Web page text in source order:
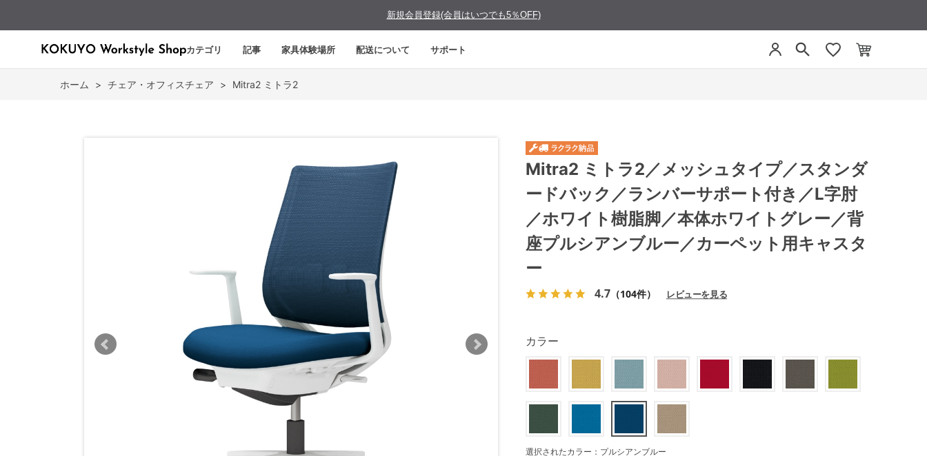
新規会員登録(会員はいつでも5％OFF)
カテゴリ 記事 家具体験場所 配送について サポート
ホーム > チェア・オフィスチェア > Mitra2 ミトラ2
Mitra2 ミトラ2／メッシュタイプ／スタンダ
ードバック／ランバーサポート付き／L字肘
／ホワイト樹脂脚／本体ホワイトグレー／背
座プルシアンブルー／カーペット用キャスタ
ー
4.7 （104件） レビューを見る
カラー
選択されたカラー：プルシアンブルー